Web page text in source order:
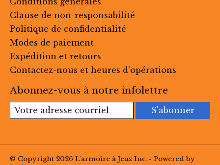
Clause de non-responsabilité
Politique de confidentialité
Modes de paiement
Expédition et retours
Contactez-nous et heures d’opérations
Abonnez-vous à notre infolettre
S'abonner
© Copyright 2026 L'armoire à Jeux Inc. - Powered by